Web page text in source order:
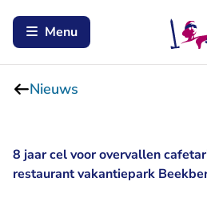
Menu
Nieuws
8 jaar cel voor overvallen
restaurant vakantiepark